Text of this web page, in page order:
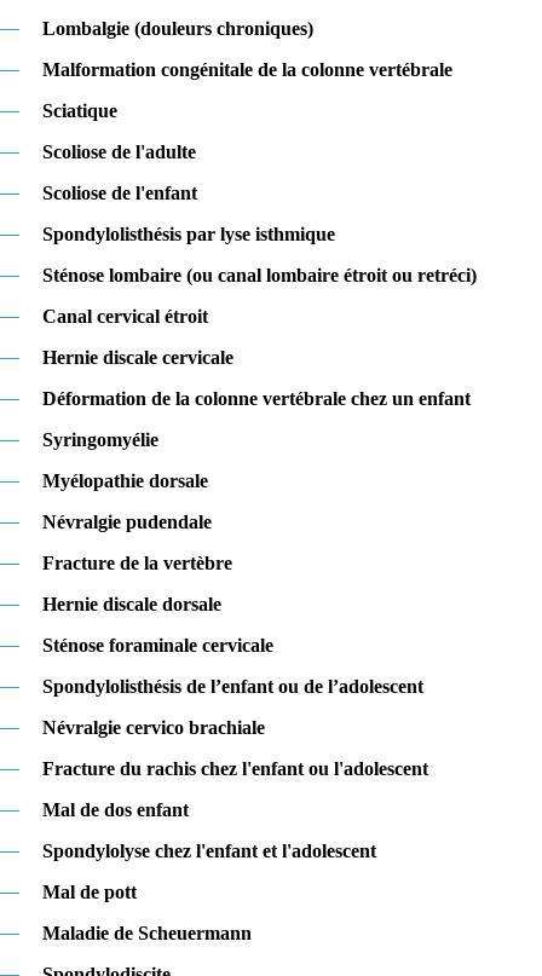
—
Lombalgie (douleurs chroniques)
—
Malformation congénitale de la colonne vertébrale
—
Sciatique
—
Scoliose de l'adulte
—
Scoliose de l'enfant
—
Spondylolisthésis par lyse isthmique
—
Sténose lombaire (ou canal lombaire étroit ou retréci)
—
Canal cervical étroit
—
Hernie discale cervicale
—
Déformation de la colonne vertébrale chez un enfant
—
Syringomyélie
—
Myélopathie dorsale
—
Névralgie pudendale
—
Fracture de la vertèbre
—
Hernie discale dorsale
—
Sténose foraminale cervicale
—
Spondylolisthésis de l’enfant ou de l’adolescent
—
Névralgie cervico brachiale
—
Fracture du rachis chez l'enfant ou l'adolescent
—
Mal de dos enfant
—
Spondylolyse chez l'enfant et l'adolescent
—
Mal de pott
—
Maladie de Scheuermann